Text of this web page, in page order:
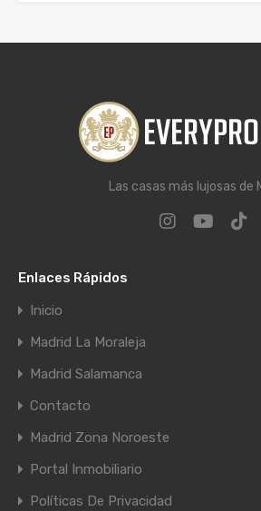
Las casas más lujosas de
Enlaces Rápidos
Inicio
Madrid La Moraleja
Madrid Salamanca
Contacto
Madrid Zona Noroeste
Portal Inmobiliario
Políticas De Privacidad